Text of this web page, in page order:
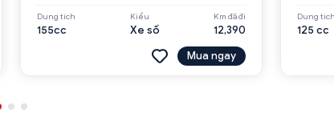
Dung tích
155cc
Kiểu
Xe số
Km đã đi
12,390
Mua ngay
Dung tích
125 cc